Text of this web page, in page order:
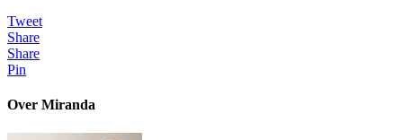
Tweet
Share
Share
Pin
Over Miranda